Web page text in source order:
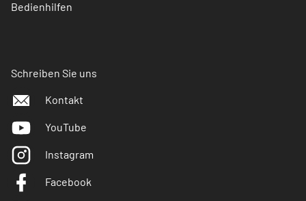
Bedienhilfen
Schreiben Sie uns
Kontakt
YouTube
Instagram
Facebook